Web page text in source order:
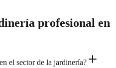
profesional en
el sector de la jardinería?